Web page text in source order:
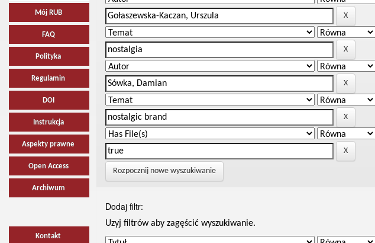
Mój RUB
FAQ
Polityka
Regulamin
DOI
Instrukcja
Aspekty prawne
Open Access
Archiwum
Kontakt
Rozpocznij nowe wyszukiwanie
Dodaj filtr:
Uzyj filtrów aby zagęścić wyszukiwanie.